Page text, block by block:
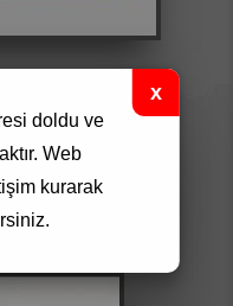
doldu ve
Web
kurarak